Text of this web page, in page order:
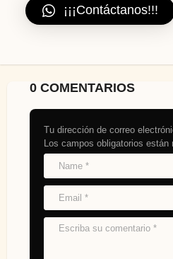
¡¡¡Contáctanos!!!
0 COMENTARIOS
Tu dirección de correo
Los campos obligatorios están